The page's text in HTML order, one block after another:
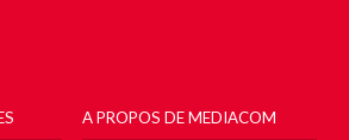
A PROPOS DE MEDIACOM